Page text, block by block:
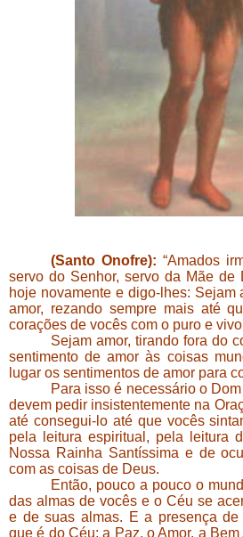
(Santo Onofre): “Amados
servo do Senhor, servo da Mãe de
hoje novamente e digo-lhes: Sejam
amor, rezando sempre mais até
corações de vocês com o puro e
Sejam amor, tirando fora do
sentimento de amor às coisas
lugar os sentimentos de amor para
Para isso é necessário o
devem pedir insistentemente na
até consegui-lo até que vocês
pela leitura espiritual, pela leitura
Nossa Rainha Santíssima e de
com as coisas de Deus.
Então, pouco a pouco o
das almas de vocês e o Céu se
e de suas almas. E a presença
que é do Céu: a Paz, o Amor, a